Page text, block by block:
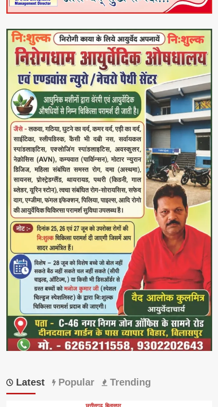
Latest Popular Trending
छत्तीसगढ़ बिलासपुर